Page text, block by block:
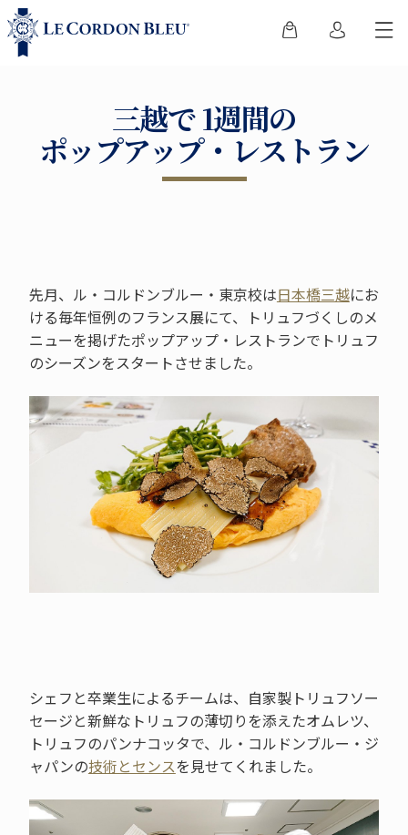
三越で 1週間の
ポップアップ・レストラン
先月、ル・コルドンブルー・東京校は日本橋三越にお
ける毎年恒例のフランス展にて、トリュフづくしのメ
ニューを掲げたポップアップ・レストランでトリュフ
のシーズンをスタートさせました。
シェフと卒業生によるチームは、自家製トリュフソー
セージと新鮮なトリュフの薄切りを添えたオムレツ、
トリュフのパンナコッタで、ル・コルドンブルー・ジ
ャパンの技術とセンスを見せてくれました。